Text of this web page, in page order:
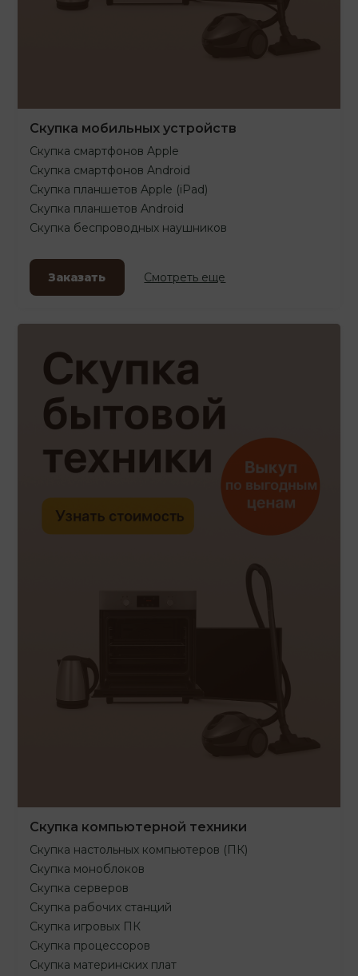
Скупка мобильных устройств
Скупка смартфонов Apple
Скупка смартфонов Android
Скупка планшетов Apple (iPad)
Скупка планшетов Android
Скупка беспроводных наушников
Заказать Смотреть еще
Скупка компьютерной техники
Скупка настольных компьютеров (ПК)
Скупка моноблоков
Скупка серверов
Скупка рабочих станций
Скупка игровых ПК
Скупка процессоров
Скупка материнских плат